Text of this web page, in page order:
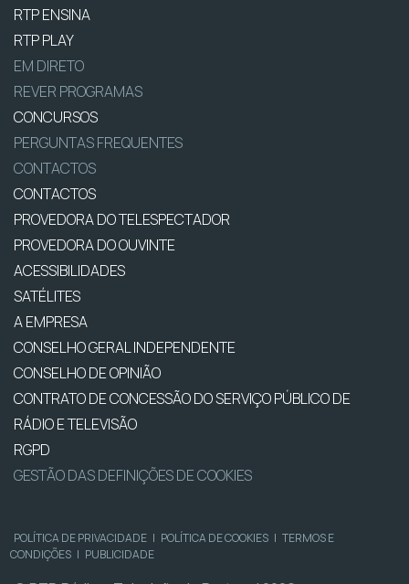
RTP ENSINA
RTP PLAY
EM DIRETO
REVER PROGRAMAS
CONCURSOS
PERGUNTAS FREQUENTES
CONTACTOS
CONTACTOS
PROVEDORA DO TELESPECTADOR
PROVEDORA DO OUVINTE
ACESSIBILIDADES
SATÉLITES
A EMPRESA
CONSELHO GERAL INDEPENDENTE
CONSELHO DE OPINIÃO
CONTRATO DE CONCESSÃO DO SERVIÇO PÚBLICO DE
RÁDIO E TELEVISÃO
RGPD
GESTÃO DAS DEFINIÇÕES DE COOKIES
POLÍTICA DE PRIVACIDADE | POLÍTICA DE COOKIES | TERMOS E
CONDIÇÕES | PUBLICIDADE